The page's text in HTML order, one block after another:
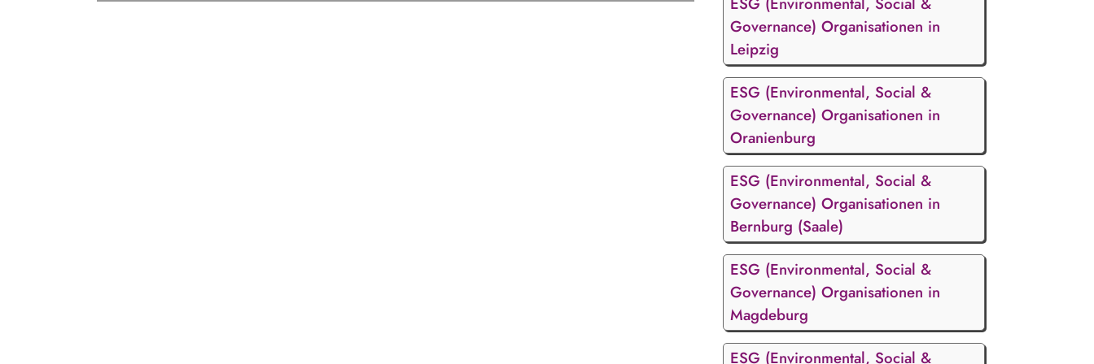
Governance) Organisationen in
Leipzig
ESG (Environmental, Social &
Governance) Organisationen in
Oranienburg
ESG (Environmental, Social &
Governance) Organisationen in
Bernburg (Saale)
ESG (Environmental, Social &
Governance) Organisationen in
Magdeburg
ESG (Environmental, Social &